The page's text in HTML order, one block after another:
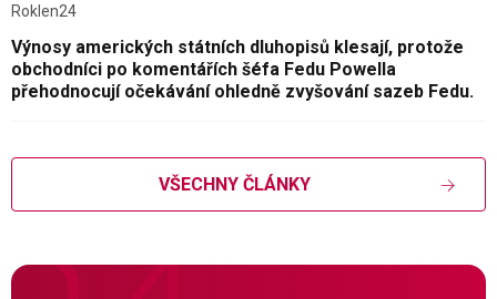
Roklen24
Výnosy amerických státních dluhopisů klesají, protože
obchodníci po komentářích šéfa Fedu Powella
přehodnocují očekávání ohledně zvyšování sazeb Fedu.
VŠECHNY ČLÁNKY